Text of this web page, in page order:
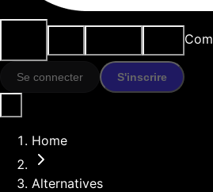
Se connecter S'inscrire
Home
Alternatives